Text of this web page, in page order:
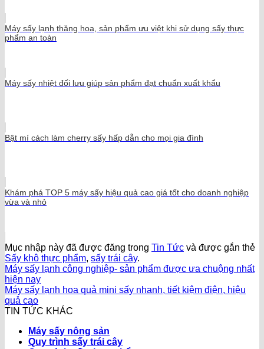
Máy sấy lạnh thăng hoa, sản phẩm ưu việt khi sử dụng sấy thực
phẩm an toàn
Máy sấy nhiệt đối lưu giúp sản phẩm đạt chuẩn xuất khẩu
Bật mí cách làm cherry sấy hấp dẫn cho mọi gia đình
Khám phá TOP 5 máy sấy hiệu quả cao giá tốt cho doanh nghiệp
vừa và nhỏ
Mục nhập này đã được đăng trong Tin Tức và được gắn thẻ
Sấy khô thực phẩm, sấy trái cây.
Máy sấy lạnh công nghiệp- sản phẩm được ưa chuộng nhất
hiện nay
Máy sấy lạnh hoa quả mini sấy nhanh, tiết kiệm điện, hiệu
quả cao
TIN TỨC KHÁC
Máy sấy nông sản
Quy trình sấy trái cây